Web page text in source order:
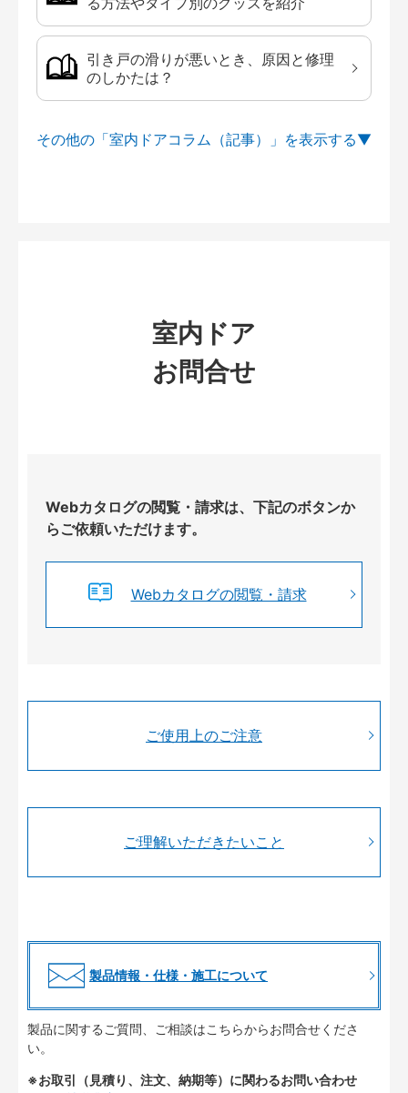
引き戸の滑りが悪いとき、原因と修理
のしかたは？
その他の「室内ドアコラム（記事）」を
室内ドア
お問合せ
Webカタログの閲覧・請求は、下記のボタンか
らご依頼いただけます。
Webカタログの閲覧・請求
ご使用上のご注意
ご理解いただきたいこと
製品情報・仕様・施工について
製品に関するご質問、ご相談はこちらからお問合せくださ
い。
※お取引（見積り、注文、納期等）に関わるお問い合わせ